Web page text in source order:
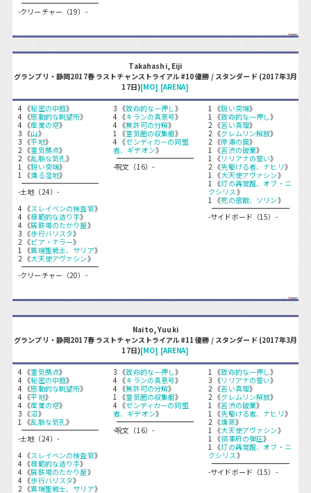
-クリーチャー（19）-
Takahashi, Eiji
グランプリ・静岡2017春 ラストチャンストライアル#10 優勝 / スタンダード (2017年3月
17日)[MO] [ARENA]
4 《秘密の中庭》
4 《感動的な眺望所》
4 《産業の塔》
3 《山》
3 《平地》
2 《霊気拠点》
2 《乱脈な気孔》
1 《鋭い突端》
1 《燻る湿地》
-土地（24）-
4 《スレイベンの検査官》
4 《模範的な造り手》
4 《屑鉄場のたかり屋》
3 《歩行バリスタ》
2 《ピア・ナラー》
1 《異端聖戦士、サリア》
2 《大天使アヴァシン》
-クリーチャー（20）-
3 《致命的な一押し》
4 《キランの真意号》
4 《無許可の分解》
1 《霊気圏の収集艇》
4 《ゼンディカーの同盟
者、ギデオン》
-呪文（16）-
1 《鋭い突端》
1 《致命的な一押し》
2 《苦い真理》
2 《グレムリン解放》
2 《停滞の罠》
1 《苦渋の破棄》
1 《リリアナの誓い》
2 《先駆ける者、ナヒリ》
1 《大天使アヴァシン》
1 《灯の再覚醒、オブ・ニ
クシリス》
1 《死の宿敵、ソリン》
-サイドボード（15）-
Naito, Yuuki
グランプリ・静岡2017春 ラストチャンストライアル#11 優勝 / スタンダード (2017年3月
17日)[MO] [ARENA]
4 《霊気拠点》
4 《秘密の中庭》
4 《感動的な眺望所》
4 《平地》
4 《産業の塔》
3 《沼》
1 《乱脈な気孔》
-土地（24）-
4 《スレイベンの検査官》
4 《模範的な造り手》
4 《屑鉄場のたかり屋》
4 《歩行バリスタ》
2 《異端聖戦士、サリア》
3 《致命的な一押し》
4 《キランの真意号》
4 《無許可の分解》
1 《霊気圏の収集艇》
4 《ゼンディカーの同盟
者、ギデオン》
-呪文（16）-
1 《致命的な一押し》
3 《リリアナの誓い》
2 《苦い真理》
2 《グレムリン解放》
1 《苦渋の破棄》
1 《先駆ける者、ナヒリ》
2 《燻蒸》
1 《大天使アヴァシン》
1 《領事府の弾圧》
1 《灯の再覚醒、オブ・ニ
クシリス》
-サイドボード（15）-